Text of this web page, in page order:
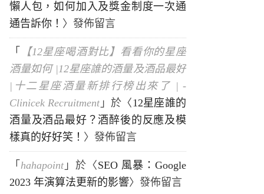
懶人包，如何加入及獎金制度一次通
通告訴你！ 〉發佈留言
「
【12星座喝酒對比】看看你的星座
酒量如何 |12星座誰的酒量及酒品最好
|十二星座酒量新排行榜出來了 | -
Clinicek Recruitment 」於〈 12星座誰的
酒量及酒品最好？酒醉後的反應及模
樣真的好好笑！ 〉發佈留言
「 hahapoint 」於〈 SEO 風暴：Google
2023 年演算法更新的影響〉發佈留言